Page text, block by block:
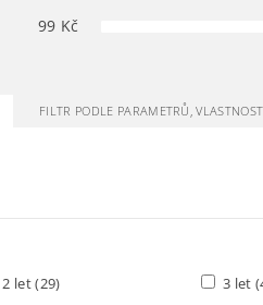
99 Kč
FILTR PODLE PARAMETRŮ,
2 let(29) 3 let